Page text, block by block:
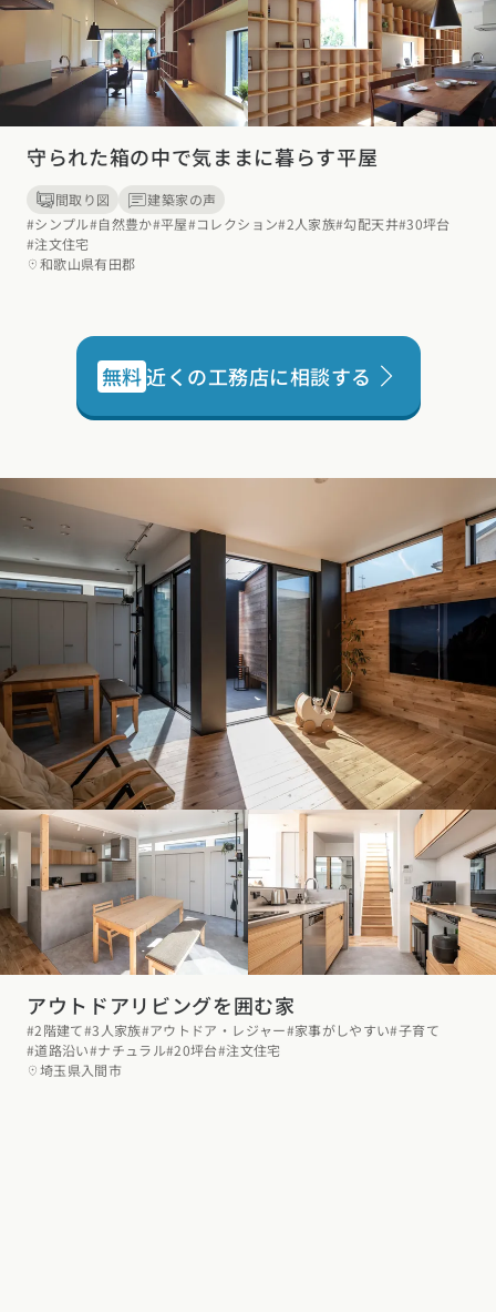
守られた箱の中で気ままに暮らす平屋
間取り図
建築家の声
#シンプル#自然豊か#平屋#コレクション#2人家族#勾配天井#30坪台
#注文住宅
和歌山県有田郡
無料近くの工務店に相談する
アウトドアリビングを囲む家
#2階建て#3人家族#アウトドア・レジャー#家事がしやすい#子育て
#道路沿い#ナチュラル#20坪台#注文住宅
埼玉県入間市
お近くのイベントを探す
選択中のエリア：全国
位置情報を元に
現在地から探す
北海道・東北エリア